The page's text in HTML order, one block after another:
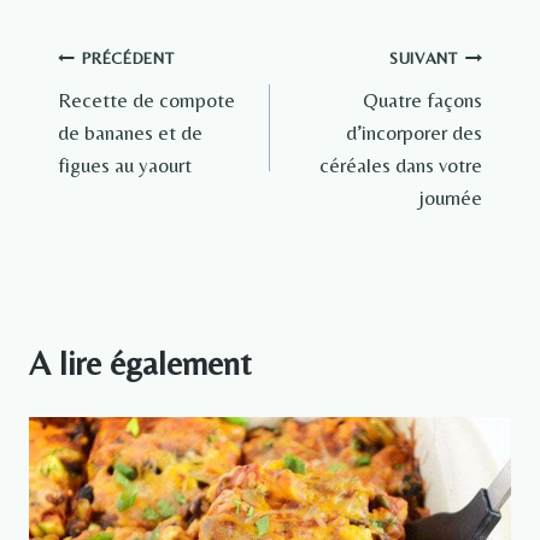
Navigation
de
l’article
PRÉCÉDENT
Recette de compote
de bananes et de
figues au yaourt
SUIVANT
Quatre façons
d’incorporer des
céréales dans votre
journée
A lire également